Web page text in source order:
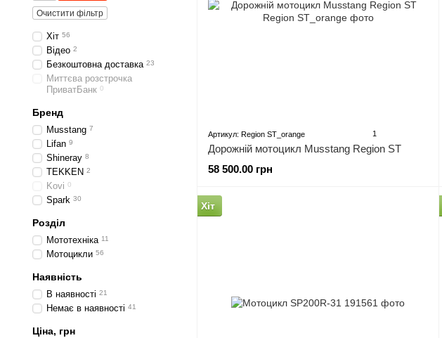
Артикул: Region ST_orange 1
Дорожній мотоцикл Musstang Region ST
58 500.00 грн
Хіт
Очистити фільтр
Хіт 56
Відео 2
Безкоштовна доставка 23
Миттєва розстрочка
ПриватБанк 0
Бренд
Musstang 7
Lifan 9
Shineray 8
TEKKEN 2
Kovi 0
Spark 30
Розділ
Мототехніка 11
Мотоцикли 56
Наявність
В наявності 21
Немає в наявності 41
Ціна, грн